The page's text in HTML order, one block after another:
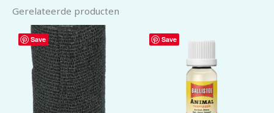
Gerelateerde producten
Save Save